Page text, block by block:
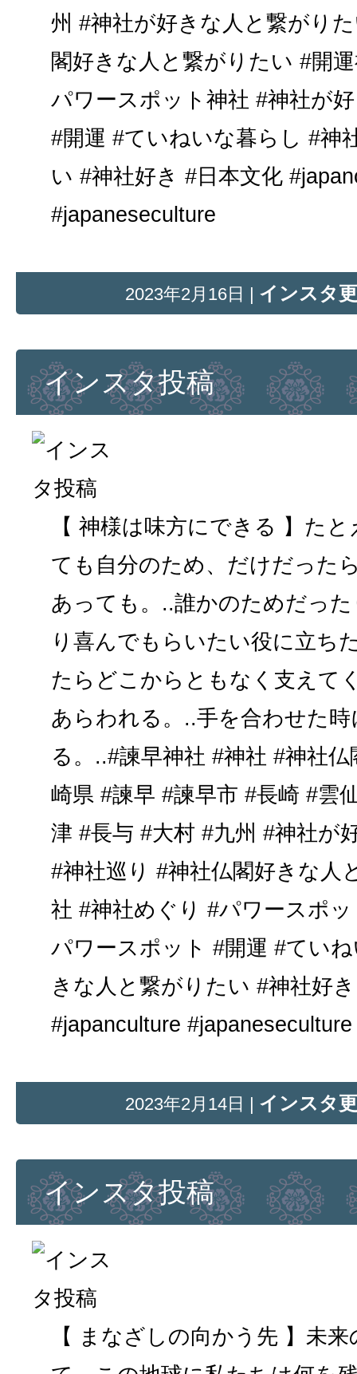
州 #神社が好きな人と繋がり
閣好きな人と繋がりたい #開
パワースポット神社 #神社が
#開運 #ていねいな暮らし #神
い #神社好き #日本文化
#japaneseculture
2023年2月16日 | インスタ
インスタ投稿
【 神様は味方にできる 】た
ても自分のため、だけだった
あっても。..誰かのためだっ
り喜んでもらいたい役に立ち
たらどこからともなく支えて
あらわれる。..手を合わせた
る。..#諫早神社 #神社 #神社
崎県 #諫早 #諫早市 #長崎 #雲
津 #長与 #大村 #九州 #神社が
#神社巡り #神社仏閣好きな人
社 #神社めぐり #パワースポ
パワースポット #開運 #てい
きな人と繋がりたい #神社好
#japanculture #japaneseculture
2023年2月14日 | インスタ
インスタ投稿
【 まなざしの向かう先 】未